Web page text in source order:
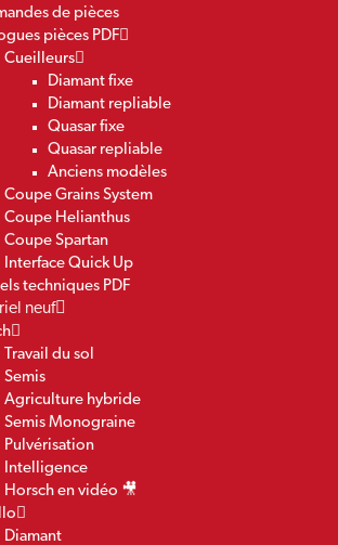
de pièces
pièces PDF
Cueilleurs
Diamant fixe
Diamant repliable
Quasar fixe
Quasar repliable
Anciens modèles
Coupe Grains System
Coupe Helianthus
Coupe Spartan
Interface Quick Up
techniques PDF
neuf
Travail du sol
Semis
Agriculture hybride
Semis Monograine
Pulvérisation
Intelligence
Horsch en vidéo 🎥
Diamant